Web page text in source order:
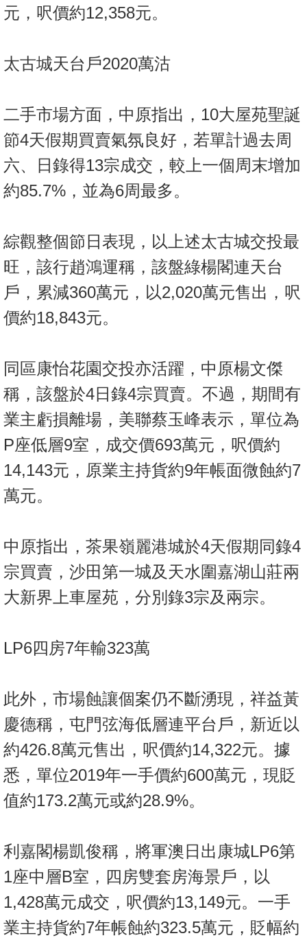
元，呎價約12,358元。
太古城天台戶2020萬沽
二手市場方面，中原指出，10大屋苑聖誕
節4天假期買賣氣氛良好，若單計過去周
六、日錄得13宗成交，較上一個周末增加
約85.7%，並為6周最多。
綜觀整個節日表現，以上述太古城交投最
旺，該行趙鴻運稱，該盤綠楊閣連天台
戶，累減360萬元，以2,020萬元售出，呎
價約18,843元。
同區康怡花園交投亦活躍，中原楊文傑
稱，該盤於4日錄4宗買賣。不過，期間有
業主虧損離場，美聯蔡玉峰表示，單位為
P座低層9室，成交價693萬元，呎價約
14,143元，原業主持貨約9年帳面微蝕約7
萬元。
中原指出，茶果嶺麗港城於4天假期同錄4
宗買賣，沙田第一城及天水圍嘉湖山莊兩
大新界上車屋苑，分別錄3宗及兩宗。
LP6四房7年輸323萬
此外，市場蝕讓個案仍不斷湧現，祥益黃
慶德稱，屯門弦海低層連平台戶，新近以
約426.8萬元售出，呎價約14,322元。據
悉，單位2019年一手價約600萬元，現貶
值約173.2萬元或約28.9%。
利嘉閣楊凱俊稱，將軍澳日出康城LP6第
1座中層B室，四房雙套房海景戶，以
1,428萬元成交，呎價約13,149元。一手
業主持貨約7年帳蝕約323.5萬元，貶幅約